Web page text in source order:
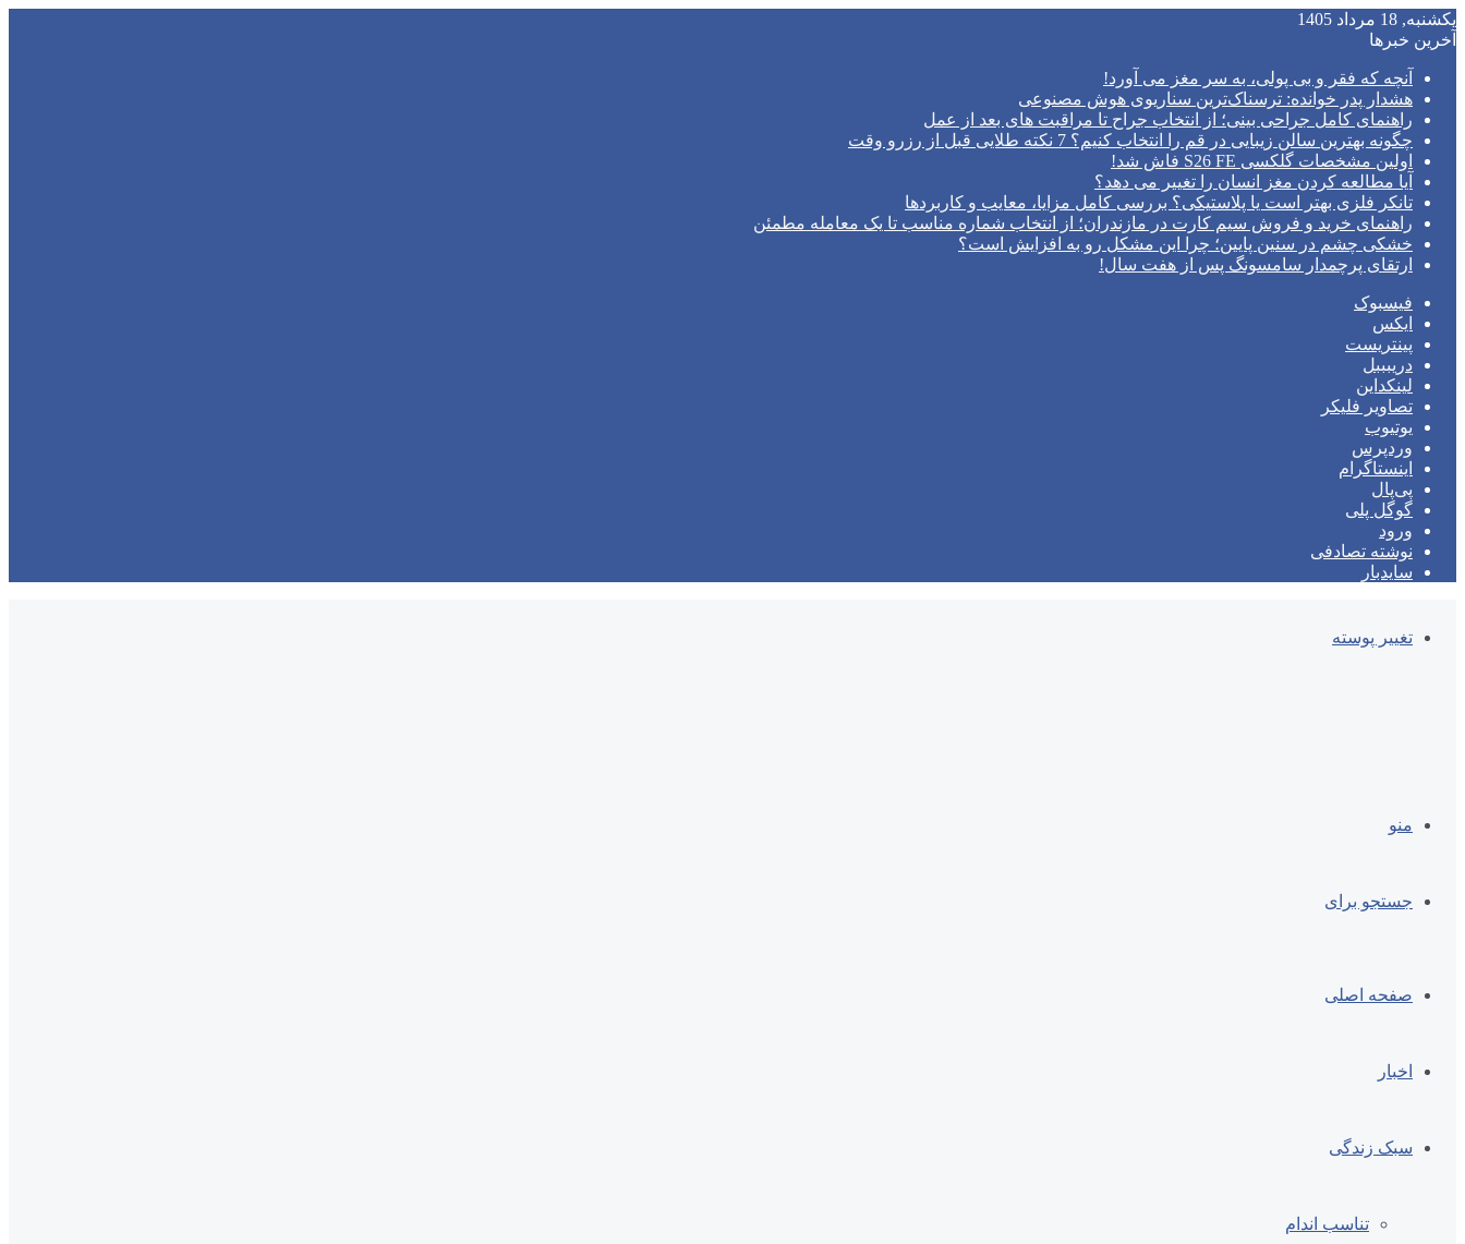
یکشنبه, 18 مرداد 1405
آخرین خبرها
آنچه که فقر و بی‌ پولی، به سر مغز می‌ آورد!
هشدار پدر خوانده: ترسناک‌ترین سناریوی هوش مصنوعی
راهنمای کامل جراحی بینی؛ از انتخاب جراح تا مراقبت های بعد از عمل
چگونه بهترین سالن زیبایی در قم را انتخاب کنیم؟ 7 نکته طلایی قبل از رزرو وقت
اولین مشخصات گلکسی S26 FE فاش شد!
آیا مطالعه کردن مغز انسان را تغییر می‌ دهد؟
تانکر فلزی بهتر است یا پلاستیکی؟ بررسی کامل مزایا، معایب و کاربردها
راهنمای خرید و فروش سیم کارت در مازندران؛ از انتخاب شماره مناسب تا یک معامله مطمئن
خشکی چشم در سنین پایین؛ چرا این مشکل رو به افزایش است؟
ارتقای پرچمدار سامسونگ پس از هفت سال!
فیسبوک
ایکس
پینتریست
دریبببل
لینکداین
تصاویر فلیکر
یوتیوب
وردپرس
اینستاگرام
پی‌پال
گوگل پلی
ورود
نوشته تصادفی
سایدبار
تغییر پوسته
منو
جستجو برای
صفحه اصلی
اخبار
سبک زندگی
تناسب اندام